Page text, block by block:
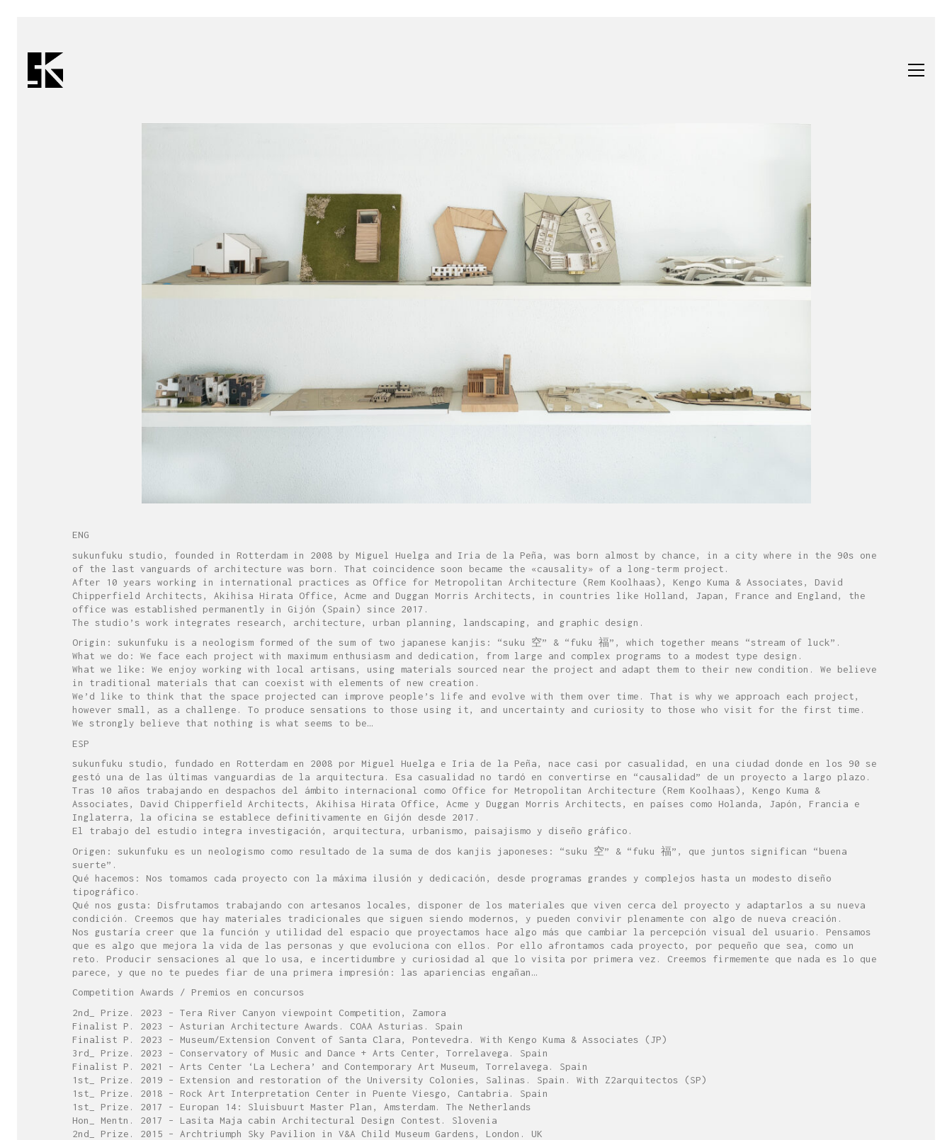
ENG
sukunfuku studio, founded in Rotterdam in 2008 by Miguel Huelga and Iria de la Peña, was born almost by chance, in a city where in the 90s one
of the last vanguards of architecture was born. That coincidence soon became the «causality» of a long-term project.
After 10 years working in international practices as Office for Metropolitan Architecture (Rem Koolhaas), Kengo Kuma & Associates, David
Chipperfield Architects, Akihisa Hirata Office, Acme and Duggan Morris Architects, in countries like Holland, Japan, France and England, the
office was established permanently in Gijón (Spain) since 2017.
The studio’s work integrates research, architecture, urban planning, landscaping, and graphic design.
Origin: sukunfuku is a neologism formed of the sum of two japanese kanjis: “suku 空” & “fuku 福”, which together means “stream of luck”.
What we do: We face each project with maximum enthusiasm and dedication, from large and complex programs to a modest type design.
What we like: We enjoy working with local artisans, using materials sourced near the project and adapt them to their new condition. We believe
in traditional materials that can coexist with elements of new creation.
We’d like to think that the space projected can improve people’s life and evolve with them over time. That is why we approach each project,
however small, as a challenge. To produce sensations to those using it, and uncertainty and curiosity to those who visit for the first time.
We strongly believe that nothing is what seems to be…
ESP
sukunfuku studio, fundado en Rotterdam en 2008 por Miguel Huelga e Iria de la Peña, nace casi por casualidad, en una ciudad donde en los 90 se
gestó una de las últimas vanguardias de la arquitectura. Esa casualidad no tardó en convertirse en “causalidad” de un proyecto a largo plazo.
Tras 10 años trabajando en despachos del ámbito internacional como Office for Metropolitan Architecture (Rem Koolhaas), Kengo Kuma &
Associates, David Chipperfield Architects, Akihisa Hirata Office, Acme y Duggan Morris Architects, en países como Holanda, Japón, Francia e
Inglaterra, la oficina se establece definitivamente en Gijón desde 2017.
El trabajo del estudio integra investigación, arquitectura, urbanismo, paisajismo y diseño gráfico.
Origen: sukunfuku es un neologismo como resultado de la suma de dos kanjis japoneses: “suku 空” & “fuku 福”, que juntos significan “buena
suerte”.
Qué hacemos: Nos tomamos cada proyecto con la máxima ilusión y dedicación, desde programas grandes y complejos hasta un modesto diseño
tipográfico.
Qué nos gusta: Disfrutamos trabajando con artesanos locales, disponer de los materiales que viven cerca del proyecto y adaptarlos a su nueva
condición. Creemos que hay materiales tradicionales que siguen siendo modernos, y pueden convivir plenamente con algo de nueva creación.
Nos gustaría creer que la función y utilidad del espacio que proyectamos hace algo más que cambiar la percepción visual del usuario. Pensamos
que es algo que mejora la vida de las personas y que evoluciona con ellos. Por ello afrontamos cada proyecto, por pequeño que sea, como un
reto. Producir sensaciones al que lo usa, e incertidumbre y curiosidad al que lo visita por primera vez. Creemos firmemente que nada es lo que
parece, y que no te puedes fiar de una primera impresión: las apariencias engañan…
Competition Awards / Premios en concursos
2nd_ Prize. 2023 – Tera River Canyon viewpoint Competition, Zamora
Finalist P. 2023 – Asturian Architecture Awards. COAA Asturias. Spain
Finalist P. 2023 – Museum/Extension Convent of Santa Clara, Pontevedra. With Kengo Kuma & Associates (JP)
3rd_ Prize. 2023 – Conservatory of Music and Dance + Arts Center, Torrelavega. Spain
Finalist P. 2021 – Arts Center ‘La Lechera’ and Contemporary Art Museum, Torrelavega. Spain
1st_ Prize. 2019 – Extension and restoration of the University Colonies, Salinas. Spain. With Z2arquitectos (SP)
1st_ Prize. 2018 – Rock Art Interpretation Center in Puente Viesgo, Cantabria. Spain
1st_ Prize. 2017 – Europan 14: Sluisbuurt Master Plan, Amsterdam. The Netherlands
Hon_ Mentn. 2017 – Lasita Maja cabin Architectural Design Contest. Slovenia
2nd_ Prize. 2015 – Archtriumph Sky Pavilion in V&A Child Museum Gardens, London. UK